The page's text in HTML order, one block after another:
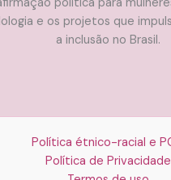
e os projetos que
a inclusão no Brasil.
Política étnico-racial e
Política de Privacidade